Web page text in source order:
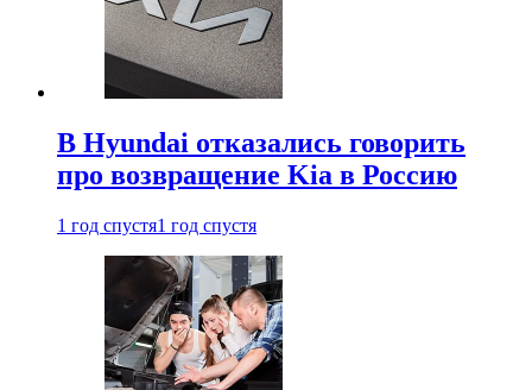
В Hyundai отказались говорить
про возвращение Kia в Россию
1 год спустя1 год спустя